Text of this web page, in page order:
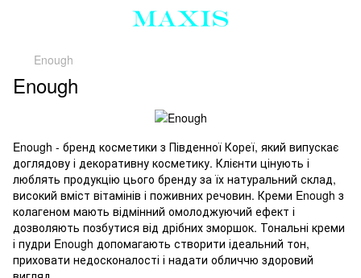
Enough
Enough
Enough - бренд косметики з Південної Кореї, який випускає
доглядову і декоративну косметику. Клієнти цінують і
люблять продукцію цього бренду за їх натуральний склад,
високий вміст вітамінів і поживних речовин. Креми Enough з
колагеном мають відмінний омолоджуючий ефект і
дозволяють позбутися від дрібних зморшок. Тональні креми
і пудри Enough допомагають створити ідеальний тон,
приховати недосконалості і надати обличчю здоровий